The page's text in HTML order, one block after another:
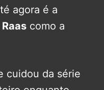
agora é a
como a
cuidou da série